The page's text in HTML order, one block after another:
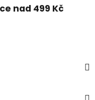
nad 499 Kč